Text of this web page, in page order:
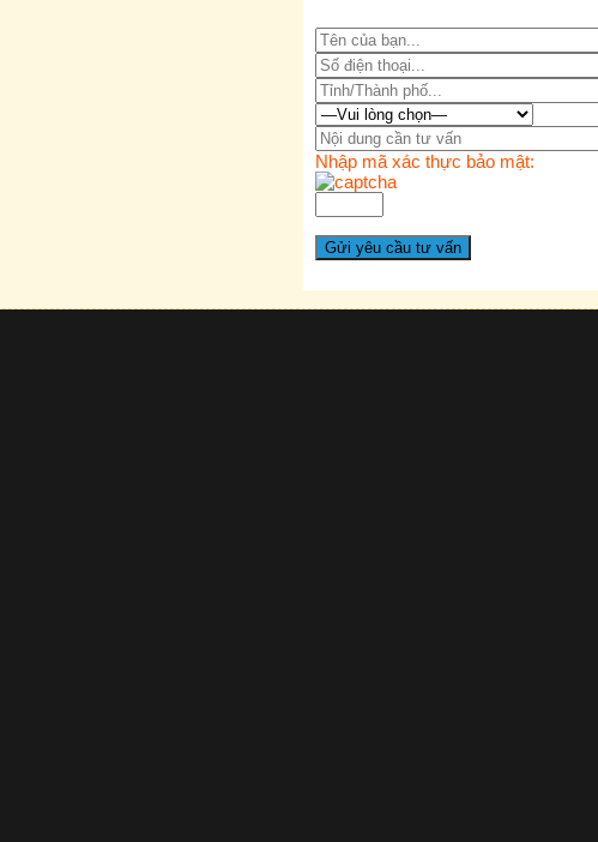
Nhập mã xác thực bảo mật: